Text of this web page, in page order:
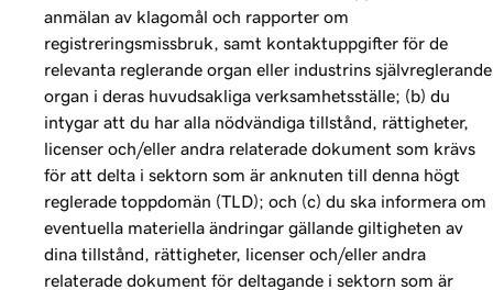
anmälan av klagomål och rapporter om
registreringsmissbruk, samt kontaktuppgifter för de
relevanta reglerande organ eller industrins självreglerande
organ i deras huvudsakliga verksamhetsställe; (b) du
intygar att du har alla nödvändiga tillstånd, rättigheter,
licenser och/eller andra relaterade dokument som krävs
för att delta i sektorn som är anknuten till denna högt
reglerade toppdomän (TLD); och (c) du ska informera om
eventuella materiella ändringar gällande giltigheten av
dina tillstånd, rättigheter, licenser och/eller andra
relaterade dokument för deltagande i sektorn som är